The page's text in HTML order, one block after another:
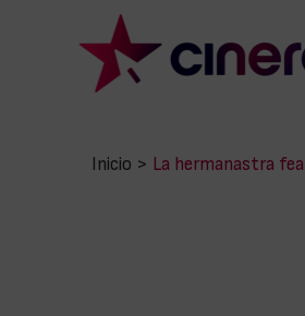
Inicio > La hermanastra